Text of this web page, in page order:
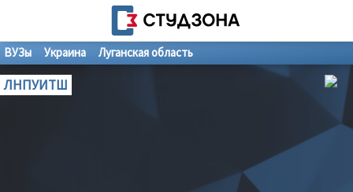
ВУЗы Украина Луганская область
ЛНПУИТШ